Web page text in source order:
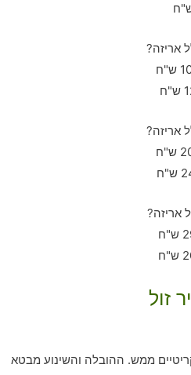
זול
ממש. ההובלה והשינוע מבטא